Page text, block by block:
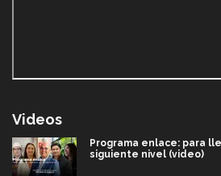
Videos
Programa enlace: para
siguiente nivel (video)